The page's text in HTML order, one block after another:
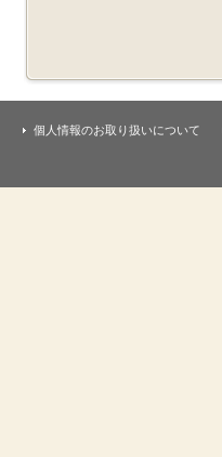
個人情報のお取り扱いについて